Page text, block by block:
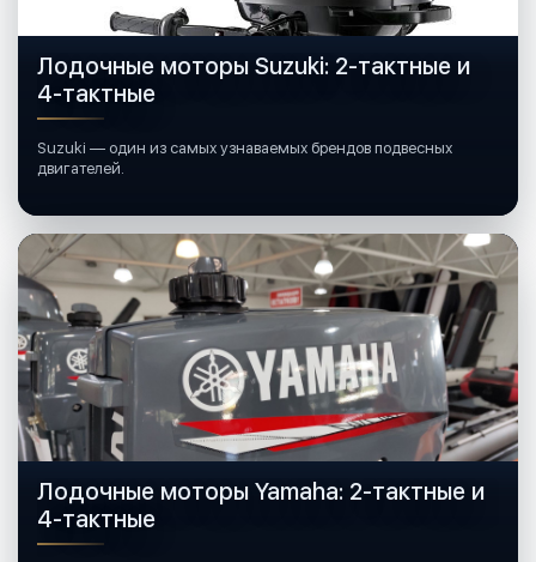
Лодочные моторы Suzuki: 2-тактные и
4-тактные
Suzuki — один из самых узнаваемых брендов подвесных
двигателей.
Лодочные моторы Yamaha: 2-тактные и
4-тактные